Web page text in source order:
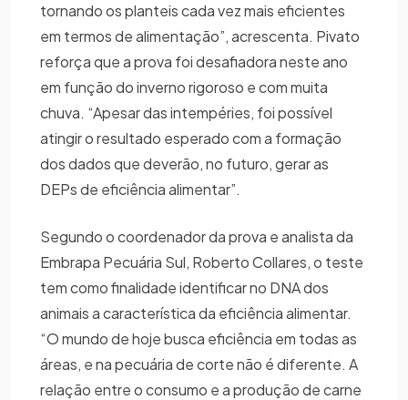
tornando os planteis cada vez mais eficientes
em termos de alimentação”, acrescenta. Pivato
reforça que a prova foi desafiadora neste ano
em função do inverno rigoroso e com muita
chuva. “Apesar das intempéries, foi possível
atingir o resultado esperado com a formação
dos dados que deverão, no futuro, gerar as
DEPs de eficiência alimentar”.
Segundo o coordenador da prova e analista da
Embrapa Pecuária Sul, Roberto Collares, o teste
tem como finalidade identificar no DNA dos
animais a característica da eficiência alimentar.
“O mundo de hoje busca eficiência em todas as
áreas, e na pecuária de corte não é diferente. A
relação entre o consumo e a produção de carne